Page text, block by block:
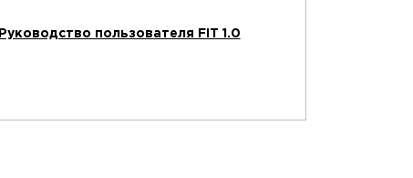
Руководство пользователя FIT 1.0